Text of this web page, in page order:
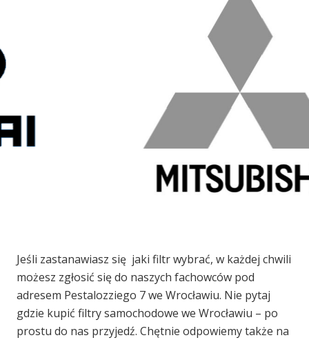
Częsci do Mitsubishi we
Wrocławiu
Jeśli zastanawiasz się jaki filtr wybrać, w każdej chwili
możesz zgłosić się do naszych fachowców pod
adresem Pestalozziego 7 we Wrocławiu. Nie pytaj
gdzie kupić filtry samochodowe we Wrocławiu – po
prostu do nas przyjedź. Chętnie odpowiemy także na